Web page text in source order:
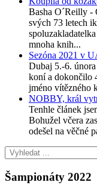
Basha O´Reilly -
svých 73 letech
mnoha knih...
Sezóna 2021 v
Dubaj 5.-6.
koní a
jméno vítězného
NOBBY, král
Tenhle článek
Bohužel včera
odešel na věčné
Šampionáty 2022